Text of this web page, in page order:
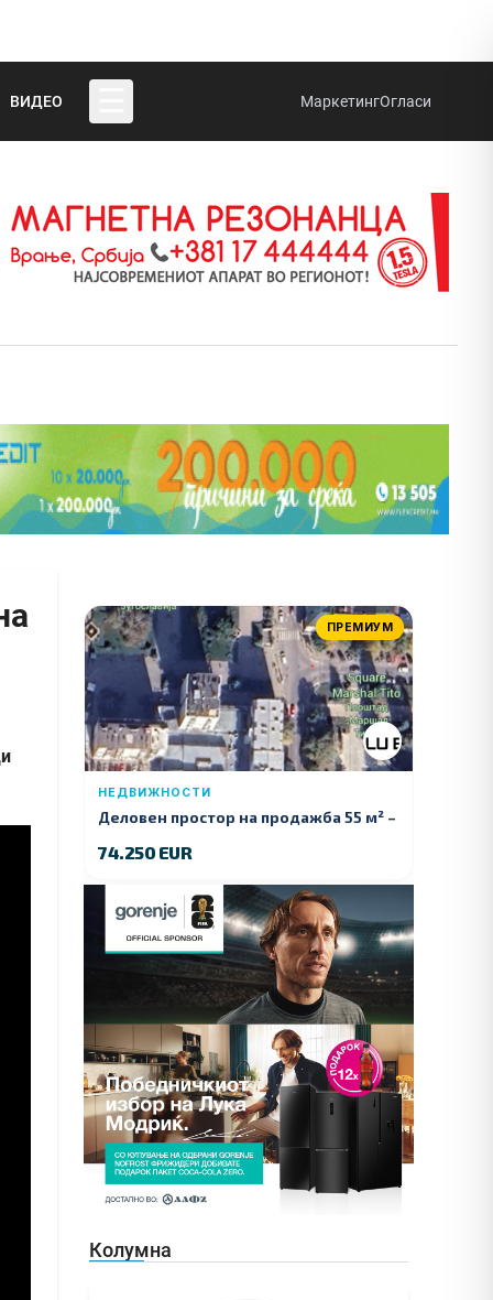
ВИДЕО МаркетингОгласи
ПРЕМИУМ
НЕДВИЖНОСТИ
Деловен простор на продажба 55 м² –
74.250 EUR
Колумна